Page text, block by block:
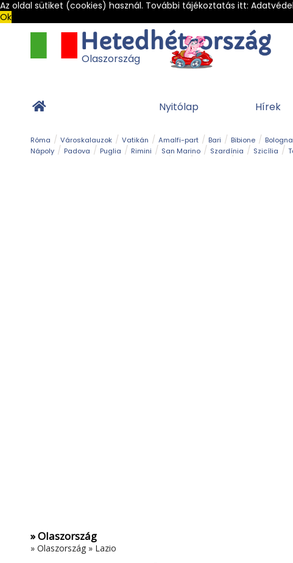
Az oldal sütiket (cookies) használ. További tájékoztatás itt:
Ok
Olaszország
Nyitólap Hírek
Róma Városkalauzok Vatikán Amalfi-part Bari Bibione Bologna
Nápoly
Padova Puglia Rimini San Marino Szardínia Szicília
» Olaszország
» Olaszország » Lazio